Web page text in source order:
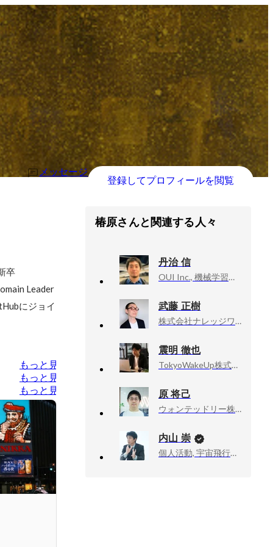
メッセージ
登録してプロフィールを閲覧
卒
Leader
にジョイ
もっと見る
もっと見る
もっと見る
椿原さんと関連する人々
丹治 信
OUI Inc., 機械学習エンジニア
武藤 正樹
株式会社ナレッジワーク, ソリューションセールス
震明 徹也
TokyoWakeUp株式会社, 代表取締役
原 将己
ウォンテッドリー株式会社, Infrastructure Squad / インフラ・バックエンドエンジニア
内山 崇
個人活動, 宇宙飛行士挑戦エバンジェリスト